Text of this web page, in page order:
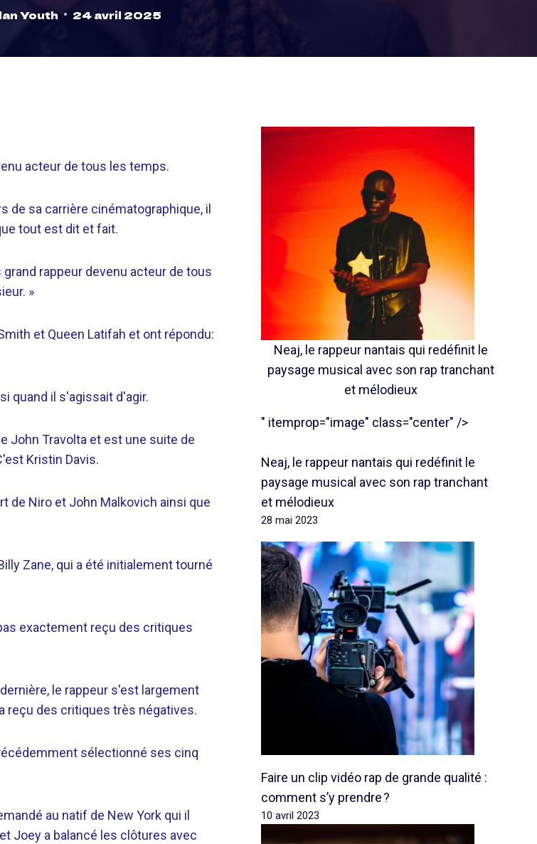
Youth 24 avril 2025
acteur de tous les temps.
de sa carrière cinématographique, il
tout est dit et fait.
rappeur devenu acteur de tous
»
et Queen Latifah et ont répondu:
quand il s'agissait d'agir.
John Travolta et est une suite de
Kristin Davis.
de Niro et John Malkovich ainsi que
Zane, qui a été initialement tourné
exactement reçu des critiques
le rappeur s'est largement
reçu des critiques très négatives.
sélectionné ses cinq
au natif de New York qui il
Joey a balancé les clôtures avec
Neaj, le rappeur nantais qui redéfinit le
paysage musical avec son rap tranchant
et mélodieux
" itemprop="image" class="center" />
Neaj, le rappeur nantais qui redéfinit le
paysage musical avec son rap tranchant
et mélodieux
28 mai 2023
Faire un clip vidéo rap de grande qualité :
comment s’y prendre ?
10 avril 2023